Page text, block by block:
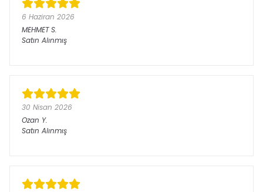
6 Haziran 2026
MEHMET S.
Satın Alınmış
30 Nisan 2026
Ozan Y.
Satın Alınmış